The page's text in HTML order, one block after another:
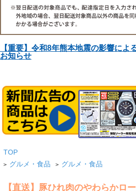
【重要】令和8年熊本地震の影響によ
お知らせ
TOP
> グルメ・食品 > グルメ・食品
【直送】豚ひれ肉のやわらかロ